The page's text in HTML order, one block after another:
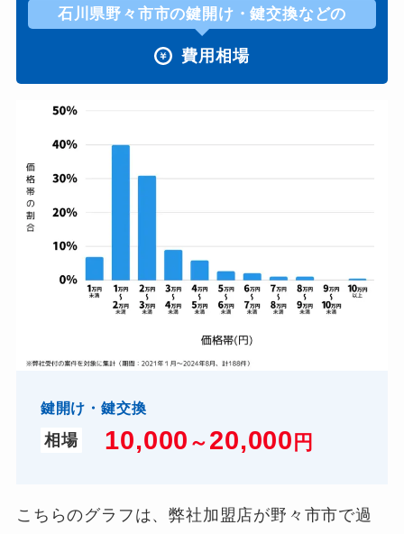
石川県野々市市の鍵開け・鍵交換などの
費用相場
鍵開け・鍵交換
相場 10,000 ～ 20,000 円
こちらのグラフは、弊社加盟店が野々市市で過